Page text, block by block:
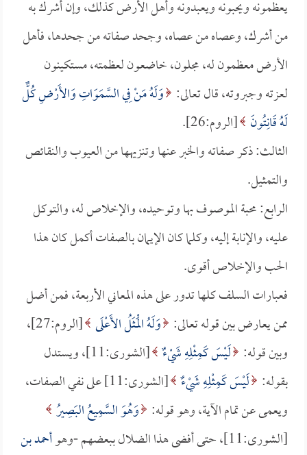
يعظمونه ويحبونه ويعبدونه وأهل الأرض كذلك، وإن أشرك به
من أشرك، وعصاه من عصاه، وجحد صفاته من جحدها، فأهل
الأرض معظمون له، مجلون، خاضعون لعظمته، مستكينون
لعزته وجبروته، قال تعالى: وَلَهُ مَنْ فِي السَّمَوَاتِ وَالأَرْضِ كُلٌّ
لَهُ قَانِتُونَ [الروم:26].
الثالث: ذكر صفاته والخبر عنها وتنزيهها من العيوب والنقائص
والتمثيل.
الرابع: محبة الموصوف بها وتوحيده، والإخلاص له، والتوكل
عليه، والإنابة إليه، وكلما كان الإيمان بالصفات أكمل كان هذا
الحب والإخلاص أقوى.
فعبارات السلف كلها تدور على هذه المعاني الأربعة، فمن أضل
ممن يعارض بين قوله تعالى: وَلَهُ الْمَثَلُ الأَعْلَى
[الروم:27]،
وبين قوله: لَيْسَ كَمِثْلِهِ شَيْءٌ
[الشورى:11]، ويستدل
بقوله: لَيْسَ كَمِثْلِهِ شَيْءٌ
[الشورى:11] على نفي الصفات،
ويعمى عن تمام الآية، وهو قوله: وَهُوَ السَّمِيعُ البَصِيرُ
[الشورى:11]، حتى أفضى هذا الضلال ببعضهم -وهو
أحمد بن